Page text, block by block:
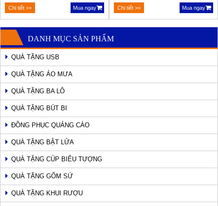
Chi tiết >> Mua ngay Chi tiết >> Mua ngay
DANH MỤC SẢN PHẨM
QUÀ TẶNG USB
QUÀ TẶNG ÁO MƯA
QUÀ TẶNG BA LÔ
QUÀ TẶNG BÚT BI
ĐỒNG PHỤC QUẢNG CÁO
QUÀ TẶNG BẬT LỬA
QUÀ TẶNG CÚP BIỂU TƯỢNG
QUÀ TẶNG GỐM SỨ
QUÀ TẶNG KHUI RƯỢU